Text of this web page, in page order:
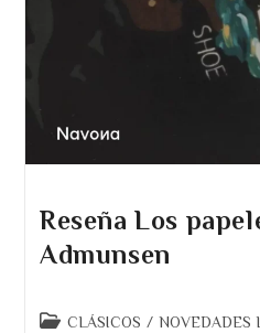
Reseña Los
Admunsen
Categoría
CLÁSICOS / NOVEDADES